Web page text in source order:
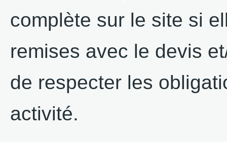
complète sur le site si
remises avec le devis
de respecter les
activité.